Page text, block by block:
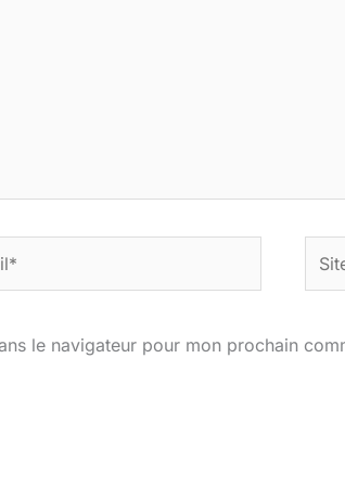
le navigateur pour mon prochain